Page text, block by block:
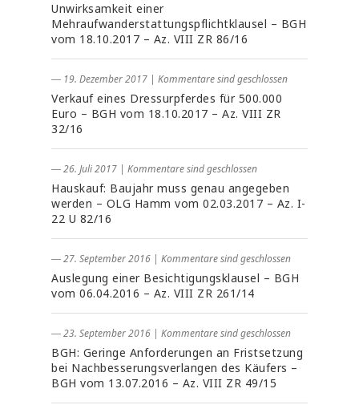
Unwirksamkeit einer
Mehraufwanderstattungspflichtklausel – BGH
vom 18.10.2017 – Az. VIII ZR 86/16
― 19. Dezember 2017 | Kommentare sind geschlossen
Verkauf eines Dressurpferdes für 500.000
Euro – BGH vom 18.10.2017 – Az. VIII ZR
32/16
― 26. Juli 2017 | Kommentare sind geschlossen
Hauskauf: Baujahr muss genau angegeben
werden – OLG Hamm vom 02.03.2017 – Az. I-
22 U 82/16
― 27. September 2016 | Kommentare sind geschlossen
Auslegung einer Besichtigungsklausel – BGH
vom 06.04.2016 – Az. VIII ZR 261/14
― 23. September 2016 | Kommentare sind geschlossen
BGH: Geringe Anforderungen an Fristsetzung
bei Nachbesserungsverlangen des Käufers –
BGH vom 13.07.2016 – Az. VIII ZR 49/15